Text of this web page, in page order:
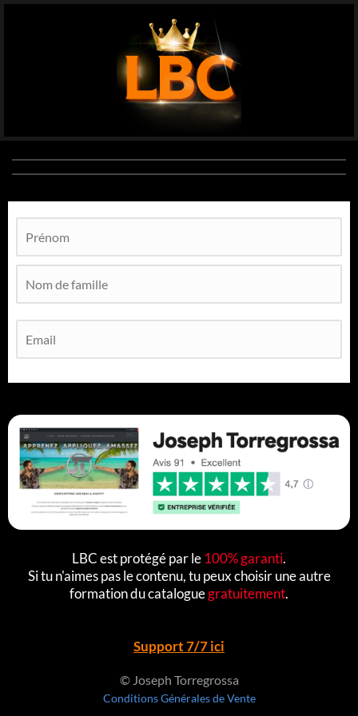
LBC est protégé par le100% garanti.
Si tu n'aimes pas le contenu, tu peux choisir une autre
formation du cataloguegratuitement.
Support 7/7 ici
© Joseph Torregrossa
Conditions Générales de Vente